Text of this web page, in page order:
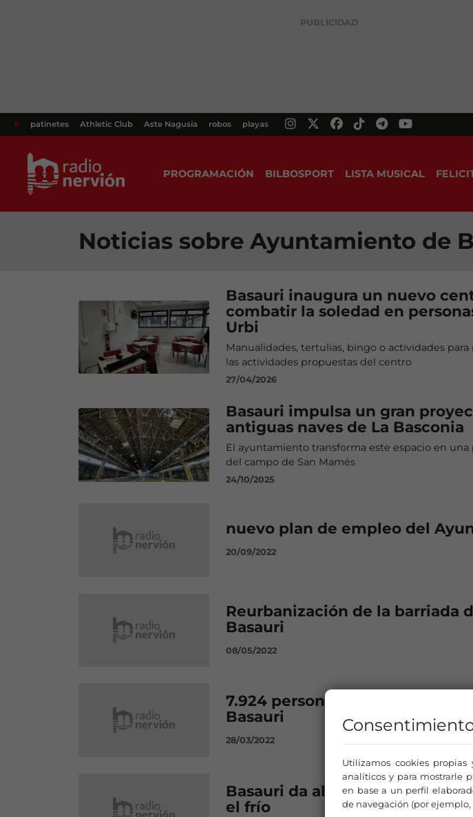
PUBLICIDAD
# patinetes Athletic Club Aste Nagusia robos playas
PROGRAMACIÓN BILBOSPORT LISTA MUSICAL
Noticias sobre Ayuntamiento de
Basauri inaugura un nuevo
combatir la soledad en
Urbi
Manualidades, tertulias, bingo o actividades
las actividades propuestas del centro
27/04/2026
Basauri impulsa un gran
antiguas naves de La Basconia
El ayuntamiento transforma este espacio en
del campo de San Mamés
24/10/2025
nuevo plan de empleo del
20/09/2022
Reurbanización de la barriada
Basauri
08/05/2022
7.924 personas atendidas por
Basauri
28/03/2022
Basauri da alojamiento a las
el frío
Utilizamos cookies
analíticos y para mostrarle
en base a un perfil
de navegación (por ejemplo,